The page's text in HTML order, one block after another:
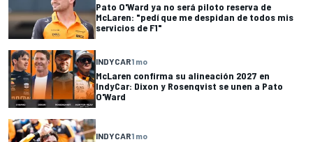
Pato O'Ward ya no será piloto reserva de
McLaren: "pedí que me despidan de todos mis
servicios de F1"
INDYCAR1 mo
McLaren confirma su alineación 2027 en
IndyCar: Dixon y Rosenqvist se unen a Pato
O'Ward
INDYCAR1 mo